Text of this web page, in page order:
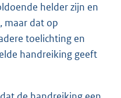
helder zijn en
maar dat op
toelichting en
handreiking geeft